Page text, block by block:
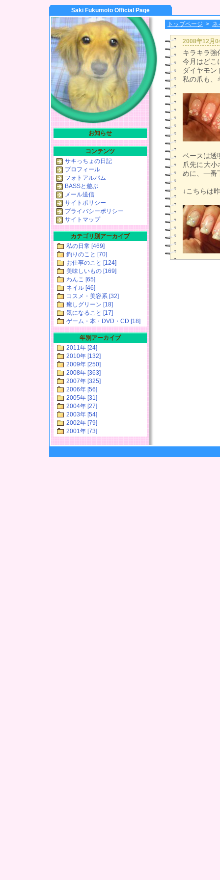
Saki Fukumoto Official Page
トップページ > ネ
2008年12月
キラキラ強
今月はどこ
ダイヤモン
私の爪も、
ベースは透
爪先に大
めに、一番
↓こちらは
お知らせ
コンテンツ
サキっちょの日記
プロフィール
フォトアルバム
BASSと遊ぶ
メール送信
サイトポリシー
プライバシーポリシー
サイトマップ
カテゴリ別アーカイブ
私の日常 [469]
釣りのこと [70]
お仕事のこと [124]
美味しいもの [169]
わんこ [65]
ネイル [46]
コスメ・美容系 [32]
癒しグリーン [18]
気になること [17]
ゲーム・本・DVD・CD [18]
年別アーカイブ
2011年 [24]
2010年 [132]
2009年 [250]
2008年 [363]
2007年 [325]
2006年 [56]
2005年 [31]
2004年 [27]
2003年 [54]
2002年 [79]
2001年 [73]